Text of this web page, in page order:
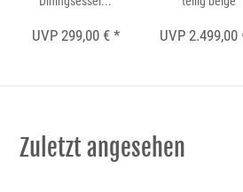
UVP 299,00 € * UVP 2.499,00
Zuletzt angesehen